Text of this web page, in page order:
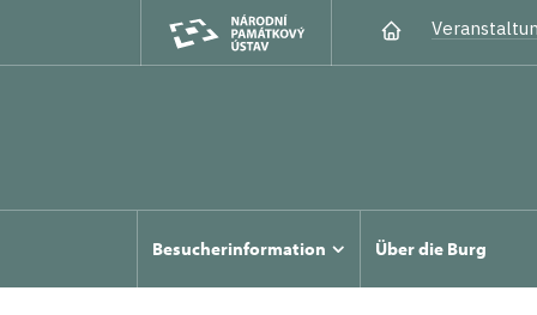
Besucherinformation Über die Burg